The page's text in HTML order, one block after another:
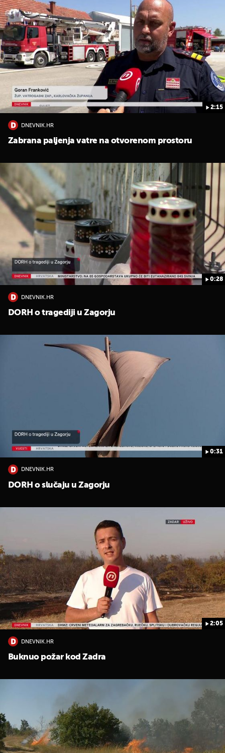
2:15
DNEVNIK.HR
Zabrana paljenja vatre na otvorenom prostoru
0:28
DNEVNIK.HR
DORH o tragediji u Zagorju
0:31
DNEVNIK.HR
DORH o slučaju u Zagorju
2:05
DNEVNIK.HR
Buknuo požar kod Zadra
UKLJUČITE NOTIFIKACIJE